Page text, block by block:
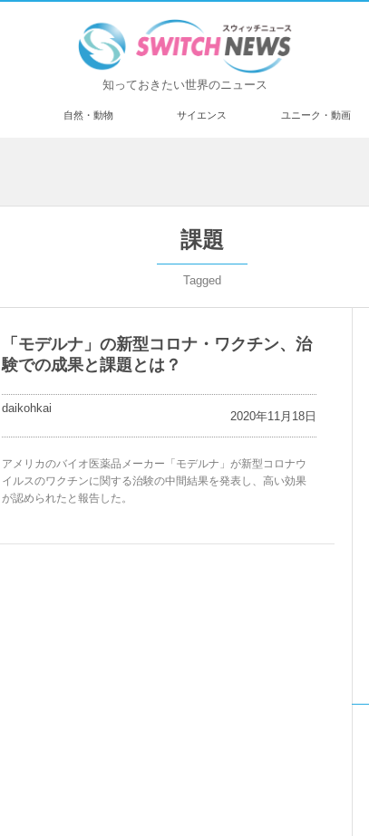
知っておきたい世界のニュース
自然・動物 サイエンス ユニーク・動画
課題
Tagged
「モデルナ」の新型コロナ・ワクチン、治
験での成果と課題とは？
daikohkai
2020年11月18日
アメリカのバイオ医薬品メーカー「モデルナ」が新型コロナウ
イルスのワクチンに関する治験の中間結果を発表し、高い効果
が認められたと報告した。